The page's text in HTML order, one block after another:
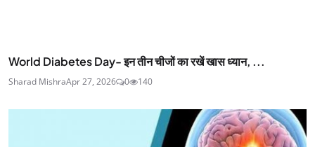
World Diabetes Day- इन तीन चीजों का रखें खास ध्यान, ...
Sharad MishraApr 27, 2026 0 140